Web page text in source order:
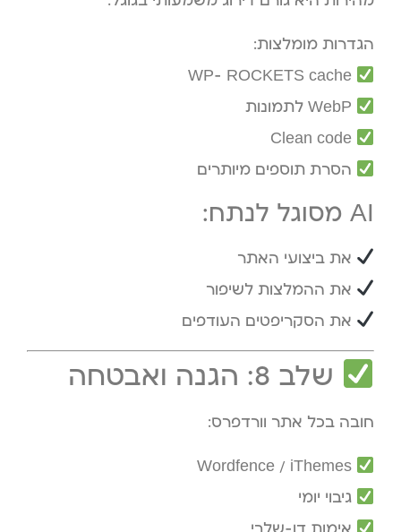
הגדרות מומלצות:
WP- ROCKETS cache
Clean code
הסרת תוספים מיותרים
AI מסוגל לנתח:
את ביצועי האתר
את ההמלצות לשיפור
את הסקריפטים העודפים
שלב 8: הגנה ואבטחה
חובה בכל אתר וורדפרס:
Wordfence / iThemes
גיבוי יומי